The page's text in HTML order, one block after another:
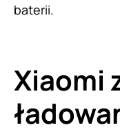
baterii.
Xiaomi